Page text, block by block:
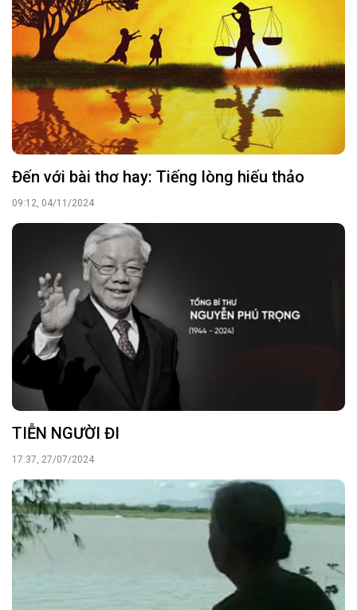
Đến với bài thơ hay: Tiếng lòng hiếu thảo
09:12, 04/11/2024
TIỄN NGƯỜI ĐI
17:37, 27/07/2024